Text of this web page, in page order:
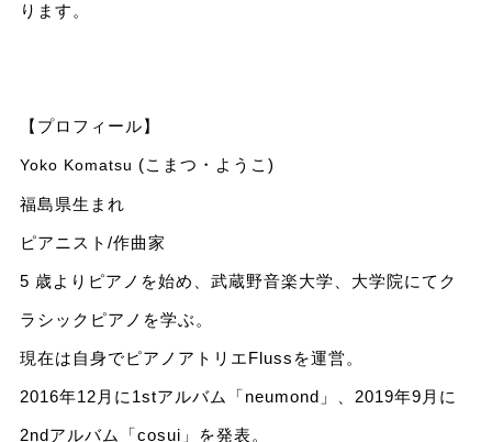
ります。
【プロフィール】
Yoko Komatsu (こまつ・ようこ)
福島県生まれ
ピアニスト/作曲家
5 歳よりピアノを始め、武蔵野音楽大学、大学院にてク
ラシックピアノを学ぶ。
現在は自身でピアノアトリエFlussを運営。
2016年12月に1stアルバム「neumond」、2019年9月に
2ndアルバム「cosui」を発表。